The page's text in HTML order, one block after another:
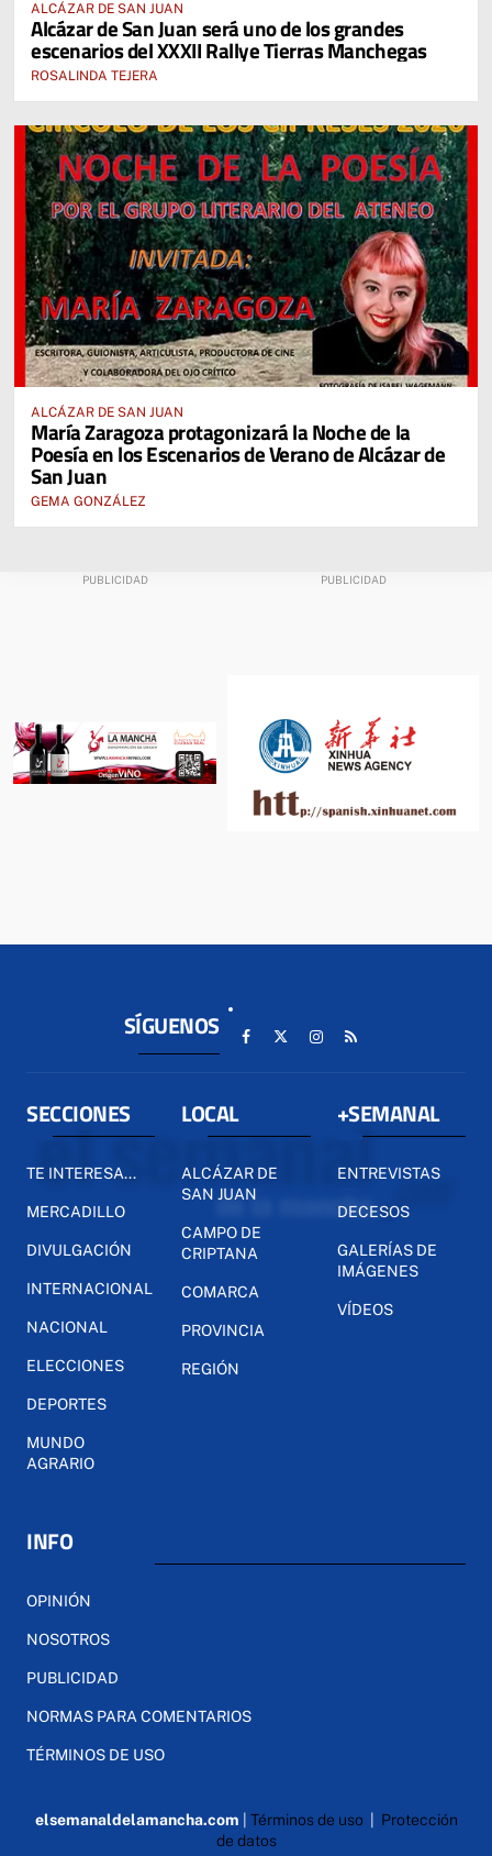
ALCÁZAR DE SAN JUAN
Alcázar de San Juan será uno de los grandes
escenarios del XXXII Rallye Tierras Manchegas
ROSALINDA TEJERA
ALCÁZAR DE SAN JUAN
María Zaragoza protagonizará la Noche de la
Poesía en los Escenarios de Verano de Alcázar de
San Juan
GEMA GONZÁLEZ
SÍGUENOS
SECCIONES
TE INTERESA...
MERCADILLO
DIVULGACIÓN
INTERNACIONAL
NACIONAL
ELECCIONES
DEPORTES
MUNDO
AGRARIO
LOCAL
ALCÁZAR DE
SAN JUAN
CAMPO DE
CRIPTANA
COMARCA
PROVINCIA
REGIÓN
+SEMANAL
ENTREVISTAS
DECESOS
GALERÍAS DE
IMÁGENES
VÍDEOS
INFO
OPINIÓN
NOSOTROS
PUBLICIDAD
NORMAS PARA COMENTARIOS
TÉRMINOS DE USO
elsemanaldelamancha.com Términos de uso| Protección
de datos